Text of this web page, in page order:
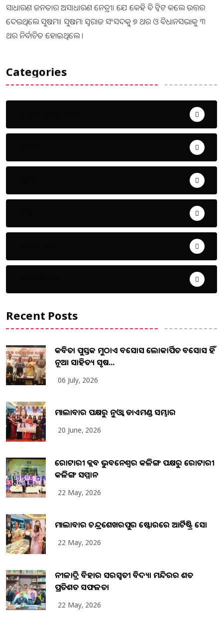
ସାଧାରଣ ଜନତାର ଅସାଧାରଣ ନେତ୍ରୀ। ଯେ କେହି ବି ଟ୍ୱିଟ କଲେ ଉତ୍ତର
ଦେଉଥିଲେ ସୁଷମା। ସୁଷମା ସ୍ୱରାଜ ସଂସଦକୁ ୭ ଥର ଓ ବିଧାନସଭାକୁ ୩
ଥର ନିର୍ବାଚିତ ହୋଇଥିଲେ ।
Categories
Recent Posts
କବିତା ପୁସ୍ତକ ମୁଠାଏ ଅବସୋସ ଲୋକାର୍ପିତ ଅବସୋସ ହିଁ
ନୂଆ ସାହିତ୍ୟ ସୃଷ...
06 July, 2026
ମାଲାବାର ପକ୍ଷରୁ ନୁଓ୍ବା ଡାଏମଣ୍ଡ ସମ୍ଭାର
20 June, 2026
ରୋଟାରୀ କ୍ଲବ ଭୁବନେଶ୍ୱର କଳିଙ୍ଗ ପକ୍ଷରୁ ରୋଟାରୀ
କଳିଙ୍ଗ ସମ୍ମାନ
22 May, 2026
ମାଲାବାର ଚନ୍ଦ୍ରଶେଖରପୁର ଷ୍ଟୋରରେ ଆର୍ଟିଷ୍ଟ୍ରି ସୋ
22 May, 2026
ନୀଳାଦ୍ରି ବିହାର ସରସ୍ୱତୀ ବିଦ୍ୟା ମନ୍ଦିରର ଶତ
ପ୍ରତିଶତ ସଫଳତା
22 May, 2026